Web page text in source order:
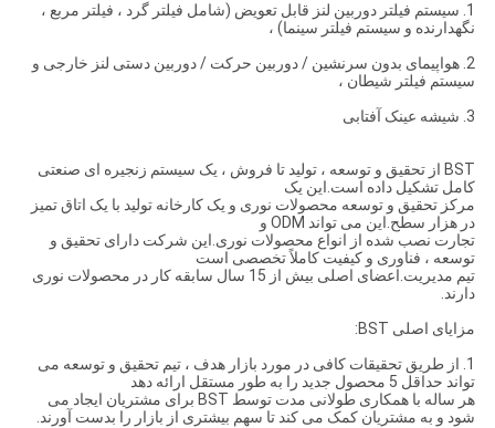
1. سیستم فیلتر دوربین لنز قابل تعویض (شامل فیلتر گرد ، فیلتر مربع ،
نگهدارنده و سیستم فیلتر سینما) ،
2. هواپیمای بدون سرنشین / دوربین حرکت / دوربین دستی لنز خارجی و
سیستم فیلتر شیطان ،
3. شیشه عینک آفتابی
BST از تحقیق و توسعه ، تولید تا فروش ، یک سیستم زنجیره ای صنعتی
کامل تشکیل داده است.این یک
مرکز تحقیق و توسعه محصولات نوری و یک کارخانه تولید با یک اتاق تمیز
در هزار سطح.این می تواند ODM و
تجارت نصب شده از انواع محصولات نوری.این شرکت دارای تحقیق و
توسعه ، فناوری و کیفیت کاملاً تخصصی است
تیم مدیریت.اعضای اصلی بیش از 15 سال سابقه کار در محصولات نوری
دارند.
مزایای اصلی BST:
1. از طریق تحقیقات کافی در مورد بازار هدف ، تیم تحقیق و توسعه می
تواند حداقل 5 محصول جدید را به طور مستقل ارائه دهد
هر ساله با همکاری طولانی مدت توسط BST برای مشتریان ایجاد می
شود و به مشتریان کمک می کند تا سهم بیشتری از بازار را بدست آورند.